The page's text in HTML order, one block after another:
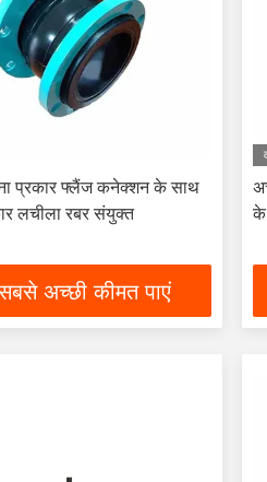
प्रकार फ्लैंज कनेक्शन के साथ
लचीला रबर संयुक्त
अच्छी कीमत पाएं
के